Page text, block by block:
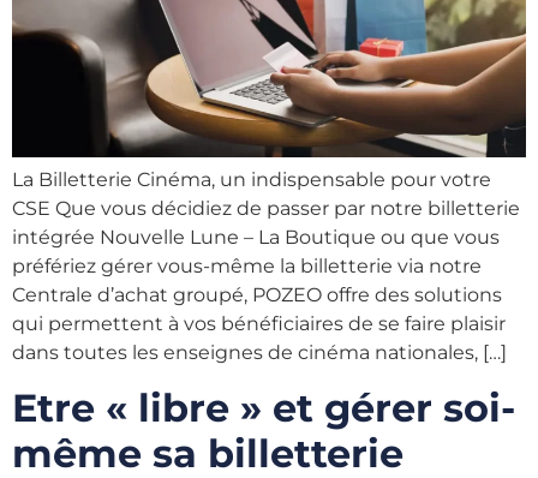
La Billetterie Cinéma, un indispensable pour votre
CSE Que vous décidiez de passer par notre billetterie
intégrée Nouvelle Lune – La Boutique ou que vous
préfériez gérer vous-même la billetterie via notre
Centrale d’achat groupé, POZEO offre des solutions
qui permettent à vos bénéficiaires de se faire plaisir
dans toutes les enseignes de cinéma nationales, […]
Etre « libre » et gérer soi-
même sa billetterie